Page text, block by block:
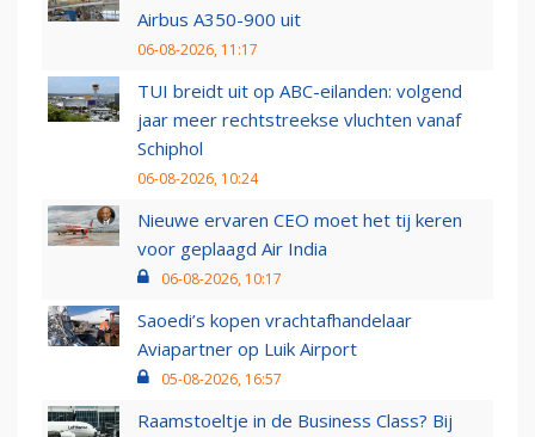
Airbus A350-900 uit
06-08-2026, 11:17
TUI breidt uit op ABC-eilanden: volgend
jaar meer rechtstreekse vluchten vanaf
Schiphol
06-08-2026, 10:24
Nieuwe ervaren CEO moet het tij keren
voor geplaagd Air India
06-08-2026, 10:17
Saoedi’s kopen vrachtafhandelaar
Aviapartner op Luik Airport
05-08-2026, 16:57
Raamstoeltje in de Business Class? Bij